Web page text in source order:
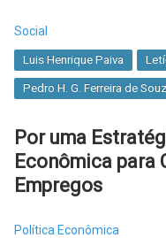
Social
Luis Henrique Paiva
Pedro H. G. Ferreira de
Por uma
Econômica para
Empregos
Política Econômica